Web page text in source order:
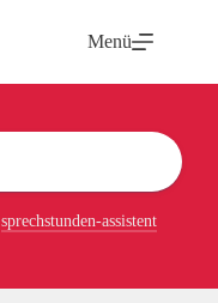
Menü
sprechstunden-assistent